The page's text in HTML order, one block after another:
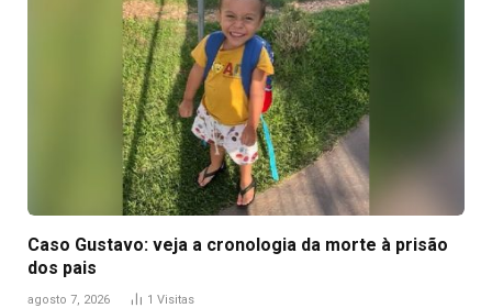
Caso Gustavo: veja a cronologia da morte à prisão
dos pais
agosto 7, 2026 1 Visitas